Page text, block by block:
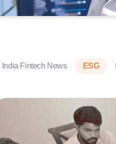
India Fintech News ESG